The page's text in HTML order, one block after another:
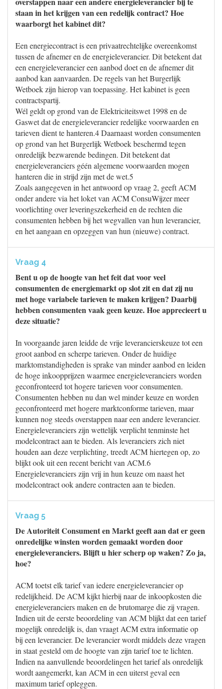
staan in het krijgen van een redelijk contract? Hoe
waarborgt het kabinet dit?
Een energiecontract is een privaatrechtelijke overeenkomst
tussen de afnemer en de energieleverancier. Dit betekent dat
een energieleverancier een aanbod doet en de afnemer dit
aanbod kan aanvaarden. De regels van het Burgerlijk
Wetboek zijn hierop van toepassing. Het kabinet is geen
contractspartij.
Wél geldt op grond van de Elektriciteitswet 1998 en de
Gaswet dat de energieleverancier redelijke voorwaarden en
tarieven dient te hanteren.4 Daarnaast worden consumenten
op grond van het Burgerlijk Wetboek beschermd tegen
onredelijk bezwarende bedingen. Dit betekent dat
energieleveranciers géén algemene voorwaarden mogen
hanteren die in strijd zijn met de wet.5
Zoals aangegeven in het antwoord op vraag 2, geeft ACM
onder andere via het loket van ACM ConsuWijzer meer
voorlichting over leveringszekerheid en de rechten die
consumenten hebben bij het wegvallen van hun leverancier,
en het aangaan en opzeggen van hun (nieuwe) contract.
Vraag 4
Bent u op de hoogte van het feit dat voor veel
consumenten de energiemarkt op slot zit en dat zij nu
met hoge variabele tarieven te maken krijgen? Daarbij
hebben consumenten vaak geen keuze. Hoe apprecieert u
deze situatie?
In voorgaande jaren leidde de vrije leverancierskeuze tot een
groot aanbod en scherpe tarieven. Onder de huidige
marktomstandigheden is sprake van minder aanbod en leiden
de hoge inkoopprijzen waarmee energieleveranciers worden
geconfronteerd tot hogere tarieven voor consumenten.
Consumenten hebben nu dan wel minder keuze en worden
geconfronteerd met hogere marktconforme tarieven, maar
kunnen nog steeds overstappen naar een andere leverancier.
Energieleveranciers zijn wettelijk verplicht tenminste het
modelcontract aan te bieden. Als leveranciers zich niet
houden aan deze verplichting, treedt ACM hiertegen op, zo
blijkt ook uit een recent bericht van ACM.6
Energieleveranciers zijn vrij in hun keuze om naast het
modelcontract ook andere contracten aan te bieden.
Vraag 5
De Autoriteit Consument en Markt geeft aan dat er geen
onredelijke winsten worden gemaakt worden door
energieleveranciers. Blijft u hier scherp op waken? Zo ja,
hoe?
ACM toetst elk tarief van iedere energieleverancier op
redelijkheid. De ACM kijkt hierbij naar de inkoopkosten die
energieleveranciers maken en de brutomarge die zij vragen.
Indien uit de eerste beoordeling van ACM blijkt dat een tarief
mogelijk onredelijk is, dan vraagt ACM extra informatie op
bij een leverancier. De leverancier wordt middels deze vragen
in staat gesteld om de hoogte van zijn tarief toe te lichten.
Indien na aanvullende beoordelingen het tarief als onredelijk
wordt aangemerkt, kan ACM in een uiterst geval een
maximum tarief opleggen.